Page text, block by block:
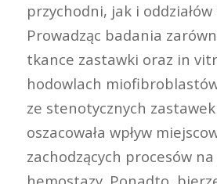
przychodni, jak i
Prowadząc badania
tkance zastawki oraz in
hodowlach
ze stenotycznych
oszacowała wpływ
zachodzących procesów